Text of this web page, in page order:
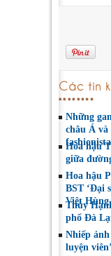
Các tin
Những
châu Á
fashionista
Hoa hậu
giữa
Hoa hậu
BST ‘Đại
Việt Hùng
Thúy
phố Đà
Nhiếp
luyện